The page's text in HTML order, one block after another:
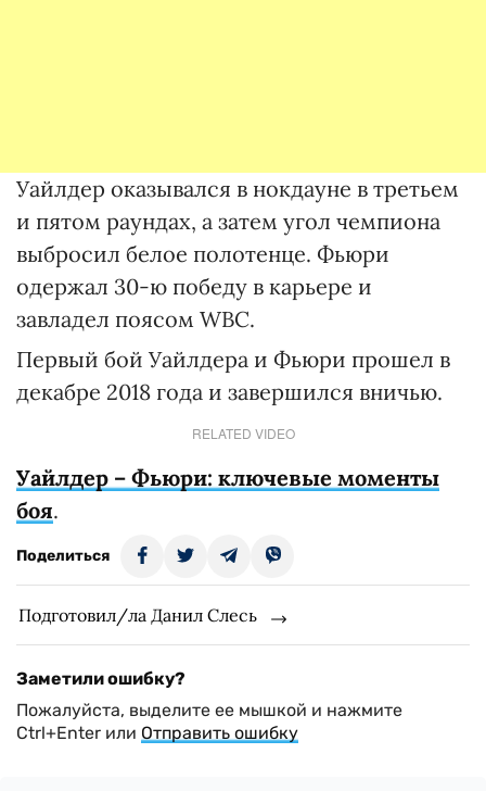
Уайлдер оказывался в нокдауне в третьем
и пятом раундах, а затем угол чемпиона
выбросил белое полотенце. Фьюри
одержал 30-ю победу в карьере и
завладел поясом WBC.
Первый бой Уайлдера и Фьюри прошел в
декабре 2018 года и завершился вничью.
RELATED VIDEO
Уайлдер – Фьюри: ключевые моменты
боя.
Поделиться
Подготовил/ла Данил Слесь
Заметили ошибку?
Пожалуйста, выделите ее мышкой и нажмите
Ctrl+Enter или Отправить ошибку